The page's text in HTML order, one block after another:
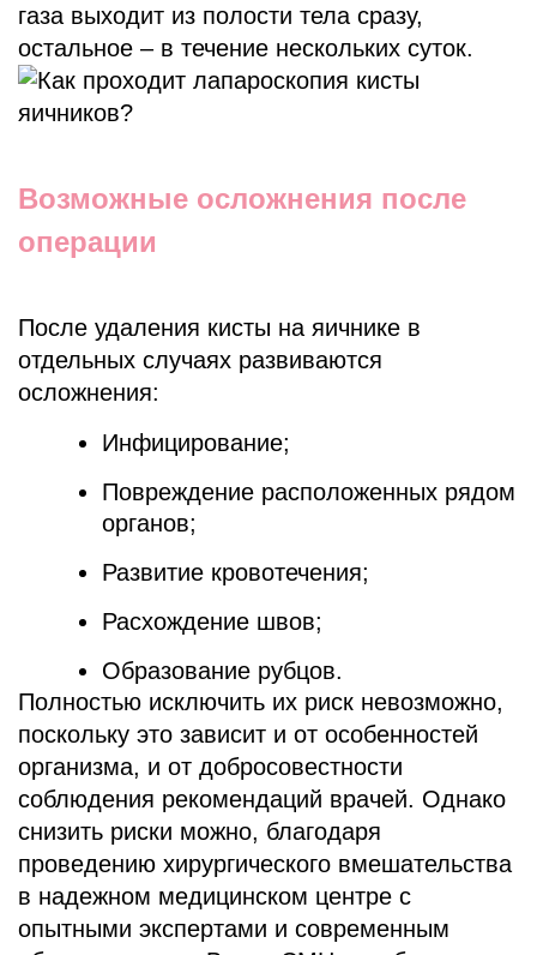
газа выходит из полости тела сразу,
остальное – в течение нескольких суток.
Возможные осложнения после
операции
После удаления кисты на яичнике в
отдельных случаях развиваются
осложнения:
Инфицирование;
Повреждение расположенных рядом
органов;
Развитие кровотечения;
Расхождение швов;
Образование рубцов.
Полностью исключить их риск невозможно,
поскольку это зависит и от особенностей
организма, и от добросовестности
соблюдения рекомендаций врачей. Однако
снизить риски можно, благодаря
проведению хирургического вмешательства
в надежном медицинском центре с
опытными экспертами и современным